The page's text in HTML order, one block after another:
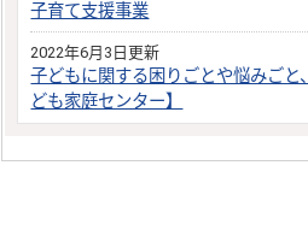
子育て支援事業
2022年6月3日更新
子どもに関する困りごとや悩みごと
ども家庭センター】